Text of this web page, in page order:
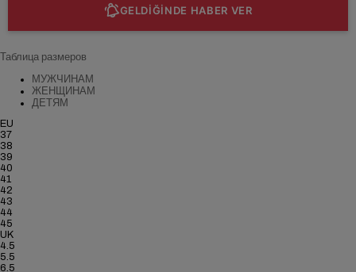
GELDİĞİNDE HABER VER
Таблица размеров
МУЖЧИНАМ
ЖЕНЩИНАМ
ДЕТЯМ
EU
37
38
39
40
41
42
43
44
45
UK
4.5
5.5
6.5